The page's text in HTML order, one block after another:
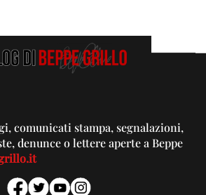
comunicati stampa, segnalazioni,
denunce o lettere aperte a Beppe